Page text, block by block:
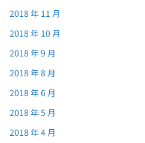
2018 年 11 月
2018 年 10 月
2018 年 9 月
2018 年 8 月
2018 年 6 月
2018 年 5 月
2018 年 4 月